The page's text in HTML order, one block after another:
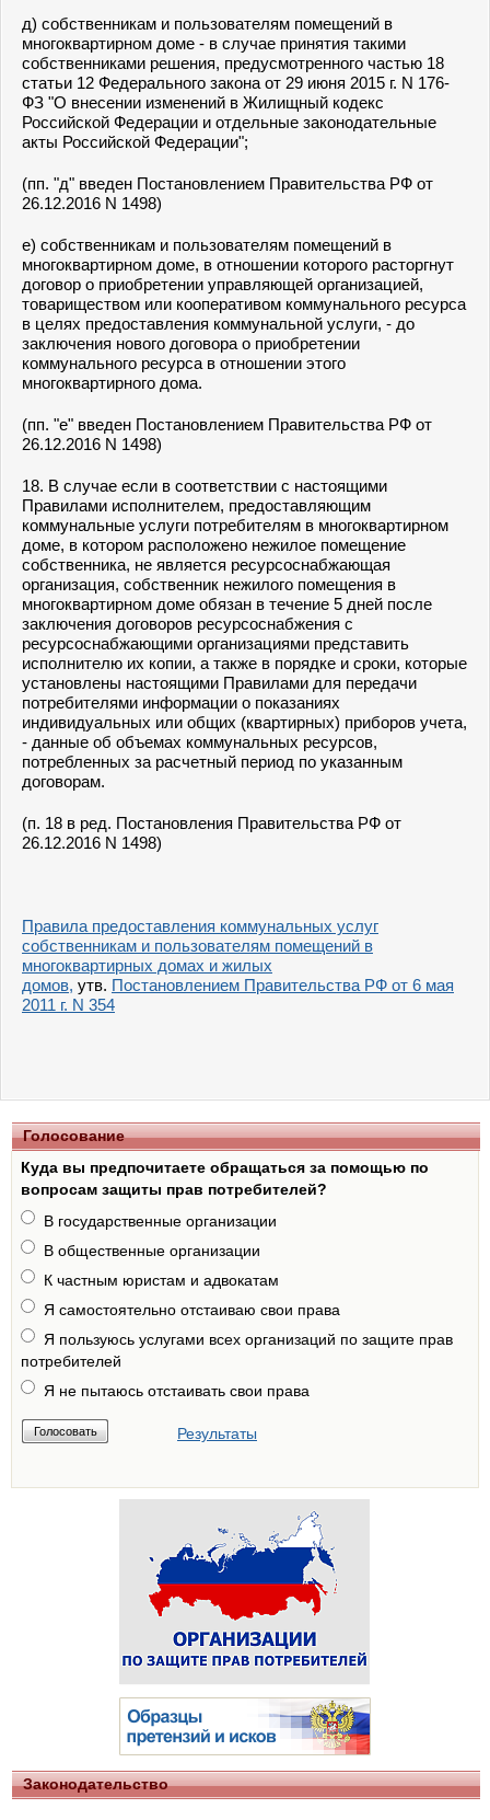
д) собственникам и пользователям помещений в
многоквартирном доме - в случае принятия такими
собственниками решения, предусмотренного частью 18
статьи 12 Федерального закона от 29 июня 2015 г. N 176-
ФЗ "О внесении изменений в Жилищный кодекс
Российской Федерации и отдельные законодательные
акты Российской Федерации";
(пп. "д" введен Постановлением Правительства РФ от
26.12.2016 N 1498)
е) собственникам и пользователям помещений в
многоквартирном доме, в отношении которого расторгнут
договор о приобретении управляющей организацией,
товариществом или кооперативом коммунального ресурса
в целях предоставления коммунальной услуги, - до
заключения нового договора о приобретении
коммунального ресурса в отношении этого
многоквартирного дома.
(пп. "е" введен Постановлением Правительства РФ от
26.12.2016 N 1498)
18. В случае если в соответствии с настоящими
Правилами исполнителем, предоставляющим
коммунальные услуги потребителям в многоквартирном
доме, в котором расположено нежилое помещение
собственника, не является ресурсоснабжающая
организация, собственник нежилого помещения в
многоквартирном доме обязан в течение 5 дней после
заключения договоров ресурсоснабжения с
ресурсоснабжающими организациями представить
исполнителю их копии, а также в порядке и сроки, которые
установлены настоящими Правилами для передачи
потребителями информации о показаниях
индивидуальных или общих (квартирных) приборов учета,
- данные об объемах коммунальных ресурсов,
потребленных за расчетный период по указанным
договорам.
(п. 18 в ред. Постановления Правительства РФ от
26.12.2016 N 1498)
Правила предоставления коммунальных услуг
собственникам и пользователям помещений в
многоквартирных домах и жилых
домов, утв. Постановлением Правительства РФ от 6 мая
2011 г. N 354
Голосование
Куда вы предпочитаете обращаться за помощью по
вопросам защиты прав потребителей?
В государственные организации
В общественные организации
К частным юристам и адвокатам
Я самостоятельно отстаиваю свои права
Я пользуюсь услугами всех организаций по защите прав
потребителей
Я не пытаюсь отстаивать свои права
Результаты
Законодательство